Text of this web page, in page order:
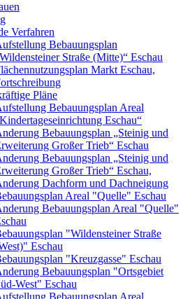
Verfahren
Bebauungsplan
Straße (Mitte)“ Eschau
Markt Eschau,
Pläne
Bebauungsplan Areal
Eschau“
Bebauungsplan „Steinig und
Großer Trieb“ Eschau
Bebauungsplan „Steinig und
Großer Trieb“ Eschau,
Dachform und Dachneigung
Areal "Quelle" Eschau
Bebauungsplan Areal "Quelle"
"Wildensteiner Straße
Eschau
"Kreuzgasse" Eschau
Bebauungsplan "Ortsgebiet
West" Eschau
Bebauungsplan Areal